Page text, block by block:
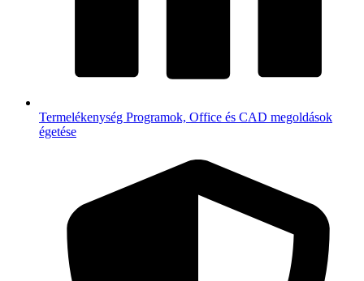
Termelékenység Programok, Office és CAD megoldások
égetése